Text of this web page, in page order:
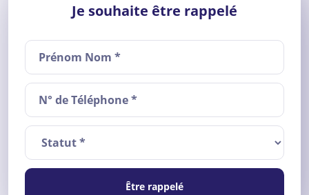
Je souhaite être rappelé
Être rappelé